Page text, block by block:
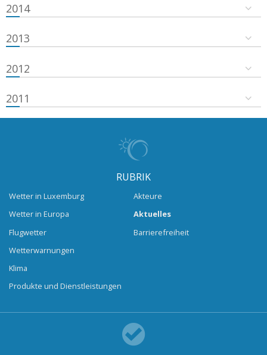
2014
2013
2012
2011
RUBRIK
Wetter in Luxemburg
Wetter in Europa
Flugwetter
Wetterwarnungen
Klima
Produkte und Dienstleistungen
Akteure
Aktuelles
Barrierefreiheit